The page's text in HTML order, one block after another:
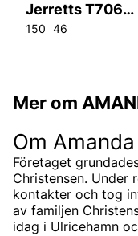
Jerretts T70699 07B
150 46
Mer om
Om
Företaget
Christensen. Under
kontakter och tog
av familjen
idag i Ulricehamn